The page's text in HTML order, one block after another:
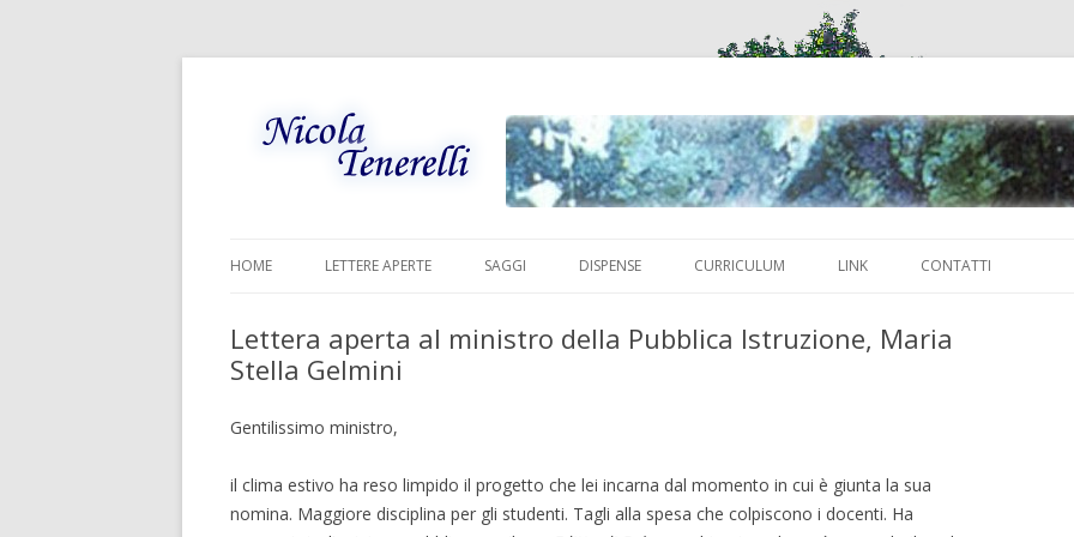
HOME LETTERE APERTE SAGGI DISPENSE CURRICULUM LINK CONTATTI
Lettera aperta al ministro della Pubblica Istruzione, Maria
Stella Gelmini
Gentilissimo ministro,
il clima estivo ha reso limpido il progetto che lei incarna dal momento in cui è giunta la sua
nomina. Maggiore disciplina per gli studenti. Tagli alla spesa che colpiscono i docenti. Ha